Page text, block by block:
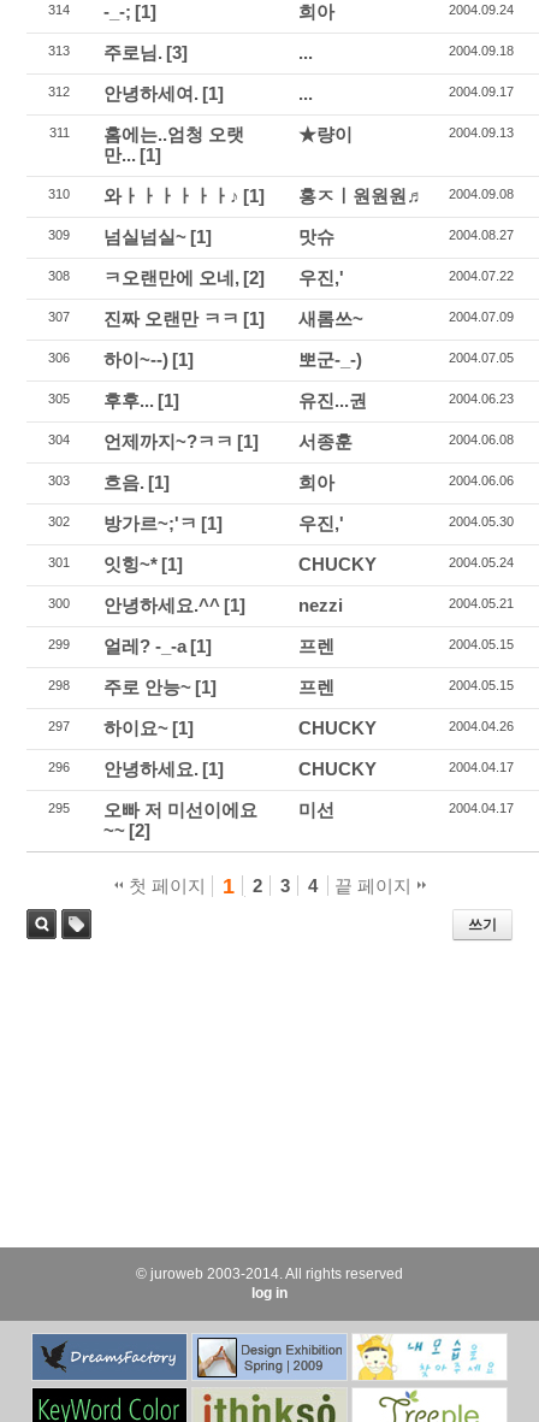
314 -_-; [1] 희아 2004.09.24
313 주로님. [3] ... 2004.09.18
312 안녕하세여. [1] ... 2004.09.17
311
홈에는..엄청 오랫
만... [1]
★량이 2004.09.13
310 와ㅏㅏㅏㅏㅏㅏ♪ [1] 홍ㅈㅣ원원원♬ 2004.09.08
309 넘실넘실~ [1] 맛슈 2004.08.27
308 ㅋ오랜만에 오네, [2] 우진,' 2004.07.22
307 진짜 오랜만 ㅋㅋ [1] 새롬쓰~ 2004.07.09
306 하이~--) [1] 뽀군-_-) 2004.07.05
305 후후... [1] 유진...권 2004.06.23
304 언제까지~?ㅋㅋ [1] 서종훈 2004.06.08
303 흐음. [1] 희아 2004.06.06
302 방가르~;'ㅋ [1] 우진,' 2004.05.30
301 잇힝~* [1] CHUCKY 2004.05.24
300 안녕하세요.^^ [1] nezzi 2004.05.21
299 얼레? -_-a[1] 프렌 2004.05.15
298 주로 안능~ [1] 프렌 2004.05.15
297 하이요~ [1] CHUCKY 2004.04.26
296 안녕하세요. [1] CHUCKY 2004.04.17
295
오빠 저 미선이에요
~~ [2]
미선 2004.04.17
첫 페이지 1 2 3 4 끝 페이지
쓰기
© juroweb 2003-2014. All rights reserved
log in